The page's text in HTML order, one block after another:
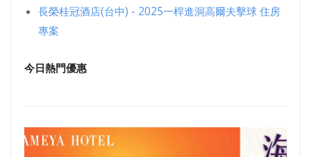
長榮桂冠酒店(台中) - 2025一桿進洞高爾夫擊球 住房
專案
今日熱門優惠